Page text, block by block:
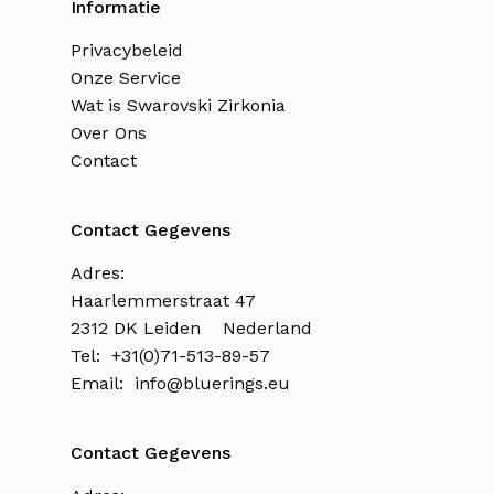
Informatie
Privacybeleid
Onze Service
Wat is Swarovski Zirkonia
Over Ons
Contact
Contact Gegevens
Adres:
Haarlemmerstraat 47
2312 DK Leiden Nederland
Tel: +31(0)71-513-89-57
Email: info@bluerings.eu
Contact Gegevens